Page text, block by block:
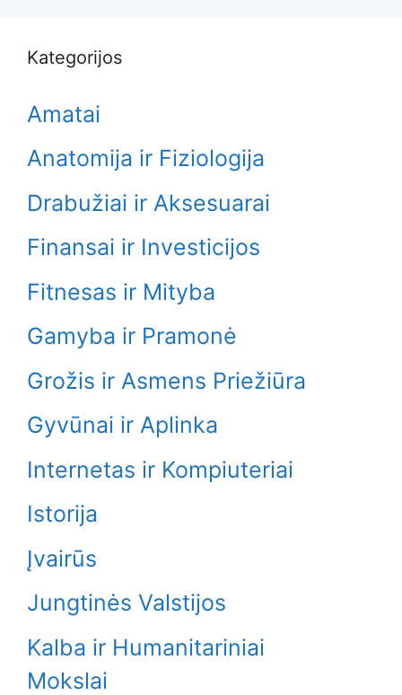
Kategorijos
Amatai
Anatomija ir Fiziologija
Drabužiai ir Aksesuarai
Finansai ir Investicijos
Fitnesas ir Mityba
Gamyba ir Pramonė
Grožis ir Asmens Priežiūra
Gyvūnai ir Aplinka
Internetas ir Kompiuteriai
Istorija
Įvairūs
Jungtinės Valstijos
Kalba ir Humanitariniai
Mokslai